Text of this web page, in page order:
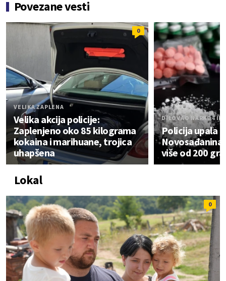
Povezane vesti
0
VELIKA ZAPLENA
Velika akcija policije:
Zaplenjeno oko 85 kilograma
kokaina i marihuane, trojica
uhapšena
DILOVAO NARKOTIKE
Policija upala
više od 200
Lokal
0